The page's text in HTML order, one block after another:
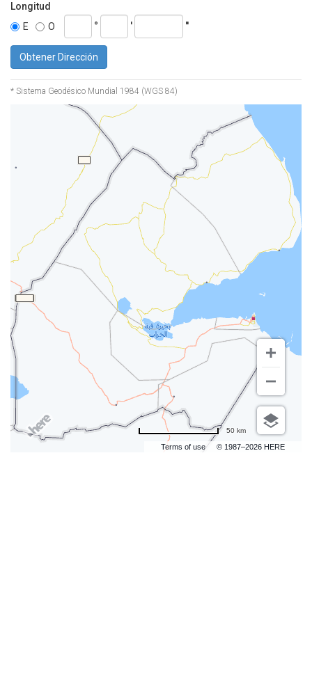
Longitud
E
O ° ' ''
Obtener Dirección
* Sistema Geodésico Mundial 1984 (WGS 84)
Terms of use © 1987–2026 HERE
50 km